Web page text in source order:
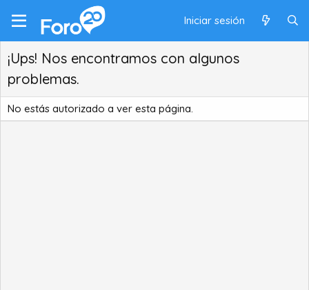
Iniciar sesión
¡Ups! Nos encontramos con algunos
problemas.
No estás autorizado a ver esta página.